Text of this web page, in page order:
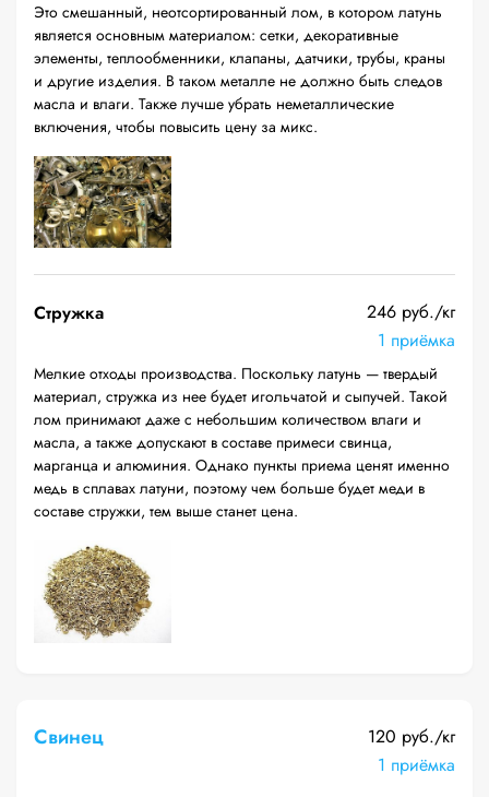
Это смешанный, неотсортированный лом, в котором латунь
является основным материалом: сетки, декоративные
элементы, теплообменники, клапаны, датчики, трубы, краны
и другие изделия. В таком металле не должно быть следов
масла и влаги. Также лучше убрать неметаллические
включения, чтобы повысить цену за микс.
Стружка
246 руб./кг
1 приёмка
Мелкие отходы производства. Поскольку латунь — твердый
материал, стружка из нее будет игольчатой и сыпучей. Такой
лом принимают даже с небольшим количеством влаги и
масла, а также допускают в составе примеси свинца,
марганца и алюминия. Однако пункты приема ценят именно
медь в сплавах латуни, поэтому чем больше будет меди в
составе стружки, тем выше станет цена.
Свинец
120 руб./кг
1 приёмка